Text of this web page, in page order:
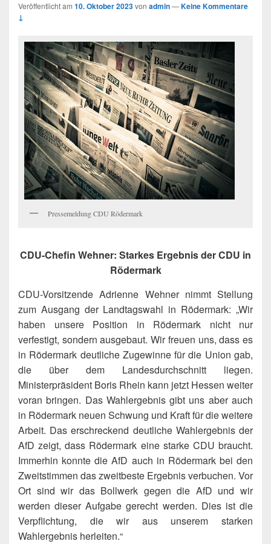
Veröffentlicht am 10. Oktober 2023von admin—Keine Kommentare
↓
Pressemeldung CDU Rödermark
CDU-Chefin Wehner: Starkes Ergebnis der CDU in
Rödermark
CDU-Vorsitzende Adrienne Wehner nimmt Stellung
zum Ausgang der Landtagswahl in Rödermark: „Wir
haben unsere Position in Rödermark nicht nur
verfestigt, sondern ausgebaut. Wir freuen uns, dass es
in Rödermark deutliche Zugewinne für die Union gab,
die über dem Landesdurchschnitt liegen.
Ministerpräsident Boris Rhein kann jetzt Hessen weiter
voran bringen. Das Wahlergebnis gibt uns aber auch
in Rödermark neuen Schwung und Kraft für die weitere
Arbeit. Das erschreckend deutliche Wahlergebnis der
AfD zeigt, dass Rödermark eine starke CDU braucht.
Immerhin konnte die AfD auch in Rödermark bei den
Zweitstimmen das zweitbeste Ergebnis verbuchen. Vor
Ort sind wir das Bollwerk gegen die AfD und wir
werden dieser Aufgabe gerecht werden. Dies ist die
Verpflichtung, die wir aus unserem starken
Wahlergebnis herleiten.“